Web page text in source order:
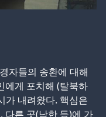
자들의 송환에 대해
에게 포치해 (탈북하
가 내려왔다. 핵심은
다른 곳(남한 등)에 가